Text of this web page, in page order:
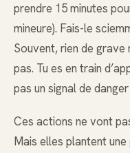
prendre 15 minutes
mineure). Fais-le
Souvent, rien de grave
pas. Tu es en train
pas un signal de
Ces actions ne vont
Mais elles plantent